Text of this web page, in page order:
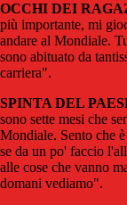
OCCHI DEI
più importante, mi
andare al Mondiale.
sono abituato da
carriera".
SPINTA DEL
sono sette mesi che
Mondiale. Sento che
se da un po' faccio
alle cose che vanno
domani vediamo".